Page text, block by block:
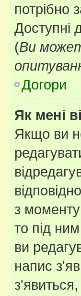
потрібно
Доступні
(Ви
Догори
Як мені
Якщо ви
з
то під
ви
напис